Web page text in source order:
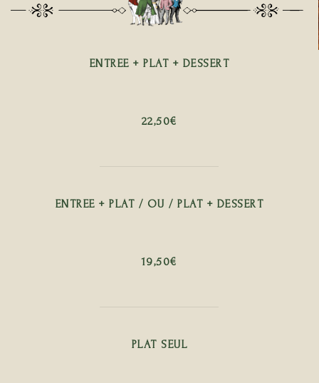
ENTREE + PLAT + DESSERT
22,50€
ENTREE + PLAT / OU / PLAT + DESSERT
19,50€
PLAT SEUL